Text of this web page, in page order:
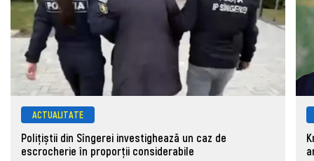
ACTUALITATE
Polițiștii din Sîngerei investighează un caz de
escrocherie în proporții considerabile